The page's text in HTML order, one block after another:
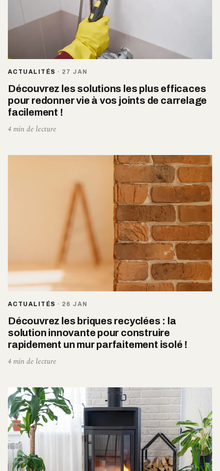
ACTUALITÉS · 27 JAN
Découvrez les solutions les plus efficaces
pour redonner vie à vos joints de carrelage
facilement !
4 min de lecture
ACTUALITÉS · 26 JAN
Découvrez les briques recyclées : la
solution innovante pour construire
rapidement un mur parfaitement isolé !
4 min de lecture